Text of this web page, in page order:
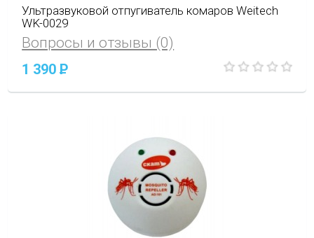
Ультразвуковой отпугиватель комаров Weitech
WK-0029
Вопросы и отзывы (0)
1 390P